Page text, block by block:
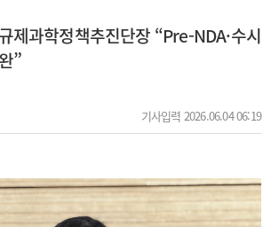
제과학정책추진단장 “Pre-NDA·수시
”
기사입력 2026.06.04 06:19